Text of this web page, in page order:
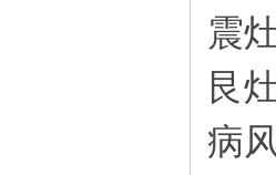
震
艮
病